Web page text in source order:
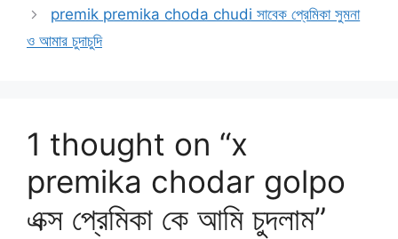
premik premika choda chudi সাবেক প্রেমিকা সুমনা
ও আমার চুদাচুদি
1 thought on “x
premika chodar golpo
এক্স প্রেমিকা কে আমি চুদলাম”